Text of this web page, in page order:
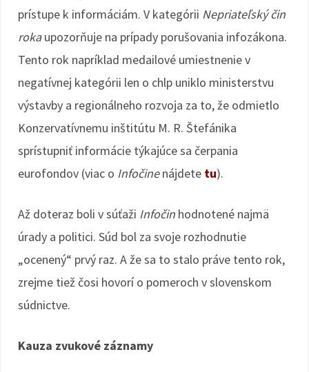
prístupe k informáciám. V kategórii Nepriateľský čin
rokaupozorňuje na prípady porušovania infozákona.
Tento rok napríklad medailové umiestnenie v
negatívnej kategórii len o chlp uniklo ministerstvu
výstavby a regionálneho rozvoja za to, že odmietlo
Konzervatívnemu inštitútu M. R. Štefánika
sprístupniť informácie týkajúce sa čerpania
eurofondov (viac o Infočinenájdete tu).
Až doteraz boli v súťaži Infočin hodnotené najmä
úrady a politici. Súd bol za svoje rozhodnutie
„ocenený“ prvý raz. A že sa to stalo práve tento rok,
zrejme tiež čosi hovorí o pomeroch v slovenskom
súdnictve.
Kauza zvukové záznamy